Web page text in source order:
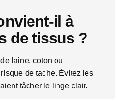
il à
de tissus ?
laine, coton ou
de tache. Évitez les
tâcher le linge clair.